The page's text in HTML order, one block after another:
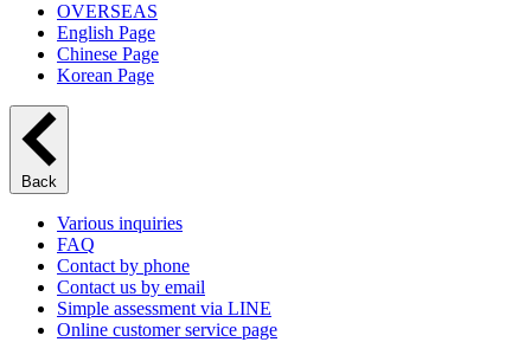
OVERSEAS
English Page
Chinese Page
Korean Page
Back
Various inquiries
FAQ
Contact by phone
Contact us by email
Simple assessment via LINE
Online customer service page